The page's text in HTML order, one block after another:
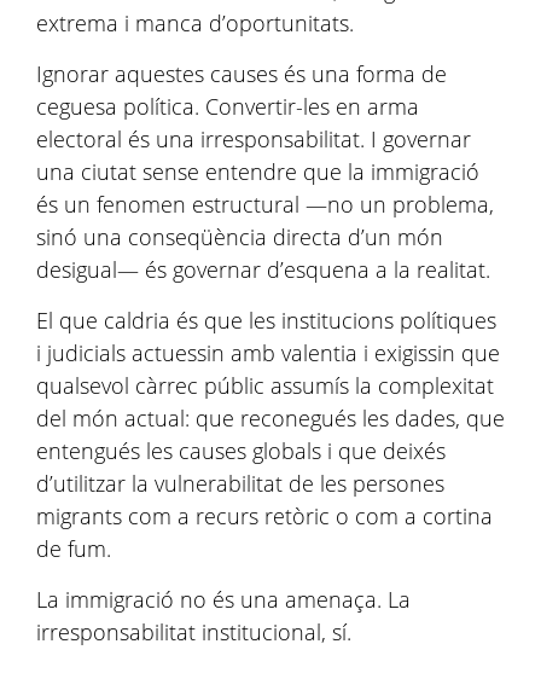
extrema i manca d’oportunitats.
Ignorar aquestes causes és una forma de
ceguesa política. Convertir-les en arma
electoral és una irresponsabilitat. I governar
una ciutat sense entendre que la immigració
és un fenomen estructural —no un problema,
sinó una conseqüència directa d’un món
desigual— és governar d’esquena a la realitat.
El que caldria és que les institucions polítiques
i judicials actuessin amb valentia i exigissin que
qualsevol càrrec públic assumís la complexitat
del món actual: que reconegués les dades, que
entengués les causes globals i que deixés
d’utilitzar la vulnerabilitat de les persones
migrants com a recurs retòric o com a cortina
de fum.
La immigració no és una amenaça. La
irresponsabilitat institucional, sí.